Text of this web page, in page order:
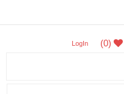
(0)
LogIn